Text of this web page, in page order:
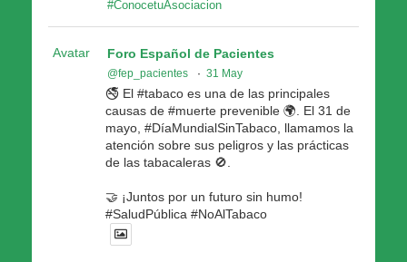
#ConocetuAsociacion
Avatar Foro Español de Pacientes
@fep_pacientes · 31 May
🚭 El #tabaco es una de las principales
causas de #muerte prevenible 🌍. El 31 de
mayo, #DíaMundialSinTabaco, llamamos la
atención sobre sus peligros y las prácticas
de las tabacaleras 🚫.
🤝 ¡Juntos por un futuro sin humo!
#SaludPública #NoAlTabaco